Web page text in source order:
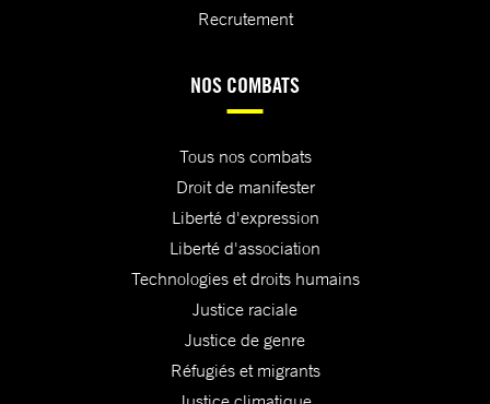
Recrutement
NOS COMBATS
Tous nos combats
Droit de manifester
Liberté d'expression
Liberté d'association
Technologies et droits humains
Justice raciale
Justice de genre
Réfugiés et migrants